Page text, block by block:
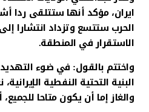
ايران، مؤكد أنها ستتلقى ردا
الحرب ستتسع وتزداد انتشارا
الاستقرار في المنطقة.
واختتم بالقول: في ضوء
البنية التحتية النفطية
والغاز إما أن يكون متاحا